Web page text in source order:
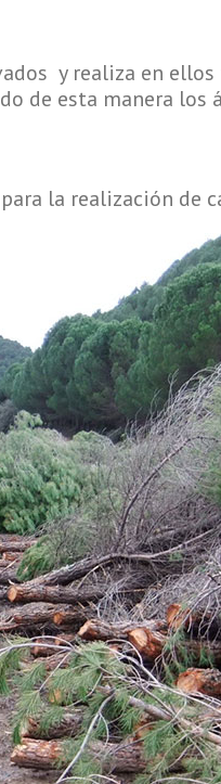
y realiza en
de esta manera los
la realización de